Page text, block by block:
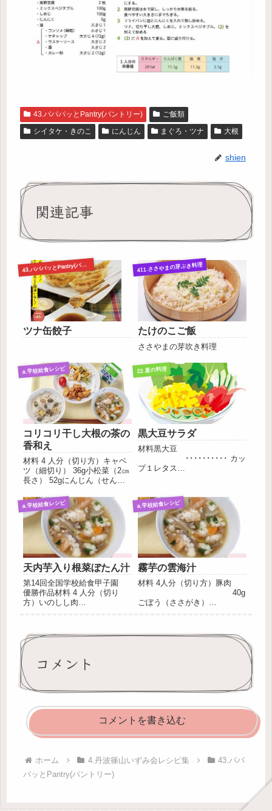
43.パパパッとPantry(パントリー)
ご飯類
シイタケ・きのこ
にんじん まぐろ・ツナ 大根
shien
関連記事
43.パパパッとPantry(パントリー)
ツナ缶餃子
411.ささやまの芽ぶき料理
たけのこご飯
ささやまの芽吹き料理
a.学校給食レシピ
コリコリ干し大根の茶の
香和え
材料 4 人分（切り方）キャベ
ツ（細切り） 36g小松菜（2㎝
長さ） 52gにんじん（せん切
揚げ（短冊切り） 16g🅐
さとう 8g 酢 9g うすく
ちしょうゆ 8g 粉茶 1.6g作
り方❶ 切り...
22.夏の料理
黒大豆サラダ
材料黒大豆
･･････････ カッ
プ１レタス
･･････････ １缶スライスハム
･･････････ ５枚マヨネ
ーズ ･･････････ 適
量作...
a.学校給食レシピ
天内芋入り根菜ぼたん汁
第14回全国学校給食甲子園
優勝作品材料 4 人分（切り
方）いのしし肉
60g大根（1㎝いちょう切
り） 80g天内芋（1㎝いち
ょう切り） 80g焼きどう...
a.学校給食レシピ
霧芋の雲海汁
材料 4人分（切り方）豚肉
40g
ごぼう（ささがき）
げ（一口大）
コメント
コメントを書き込む
ホーム 4.丹波篠山いずみ会レシピ集
43.パパ
パッとPantry(パントリー)